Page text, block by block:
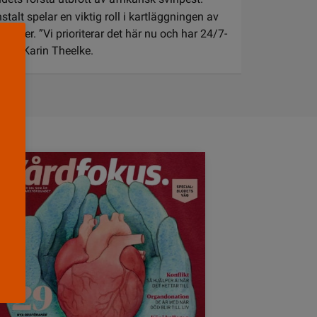
spelar en viktig roll i kartläggningen av
”Vi prioriterar det här nu och har 24/7-
Karin Theelke.